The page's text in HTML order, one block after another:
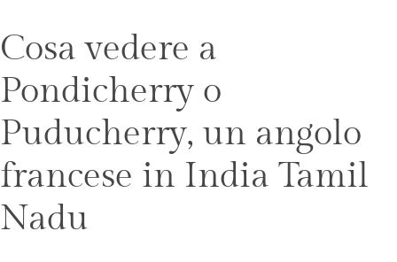
Cosa vedere a
Pondicherry o
Puducherry, un angolo
francese in India Tamil
Nadu